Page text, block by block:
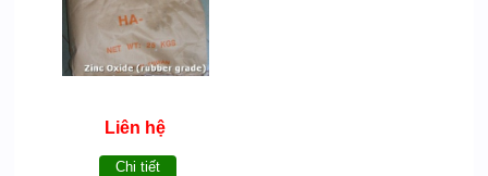
Liên hệ
Chi tiết